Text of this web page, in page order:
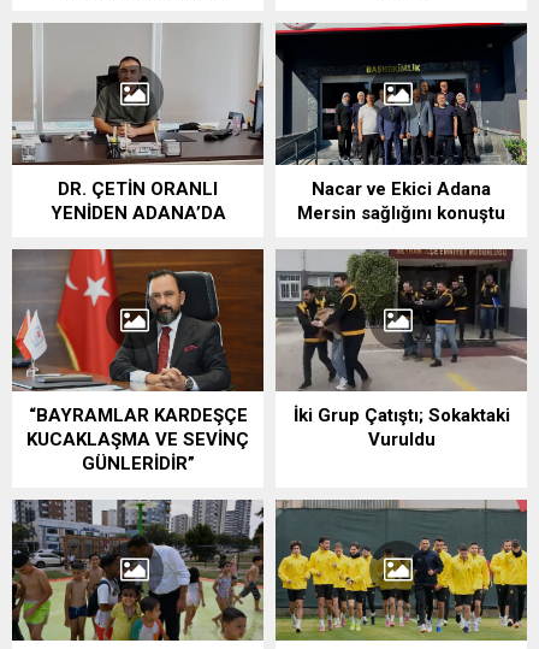
DR. ÇETİN ORANLI
YENİDEN ADANA’DA
Nacar ve Ekici Adana
Mersin sağlığını konuştu
“BAYRAMLAR KARDEŞÇE
KUCAKLAŞMA VE SEVİNÇ
GÜNLERİDİR”
İki Grup Çatıştı; Sokaktaki
Vuruldu